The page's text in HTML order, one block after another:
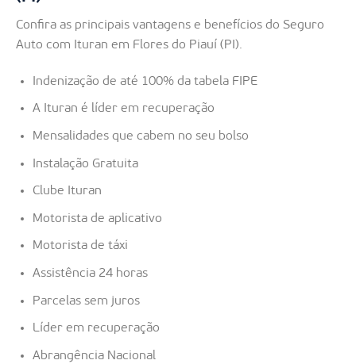
Confira as principais vantagens e benefícios do Seguro
Auto com Ituran em Flores do Piauí (PI).
Indenização de até 100% da tabela FIPE
A Ituran é líder em recuperação
Mensalidades que cabem no seu bolso
Instalação Gratuita
Clube Ituran
Motorista de aplicativo
Motorista de táxi
Assistência 24 horas
Parcelas sem juros
Líder em recuperação
Abrangência Nacional